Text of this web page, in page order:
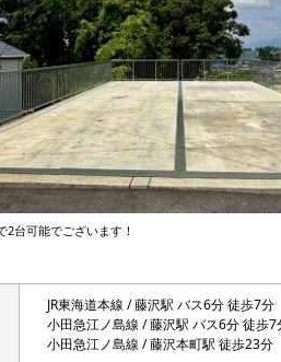
2台可能でございます！
JR東海道本線 / 藤沢駅 バス6分 徒歩7分
小田急江ノ島線 / 藤沢駅 バス6分 徒歩7
小田急江ノ島線 / 藤沢本町駅 徒歩23分